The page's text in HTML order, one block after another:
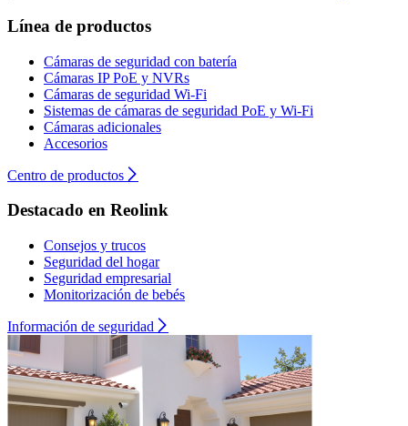
Línea de productos
Cámaras de seguridad con batería
Cámaras IP PoE y NVRs
Cámaras de seguridad Wi-Fi
Sistemas de cámaras de seguridad PoE y Wi-Fi
Cámaras adicionales
Accesorios
Centro de productos
Destacado en Reolink
Consejos y trucos
Seguridad del hogar
Seguridad empresarial
Monitorización de bebés
Información de seguridad